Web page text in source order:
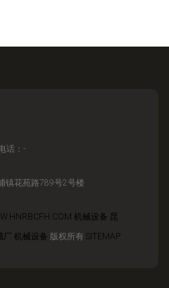
话：-
镇花苑路789号2号楼
机械设备 昆
厂 机械设备 版权所有 SITEMAP